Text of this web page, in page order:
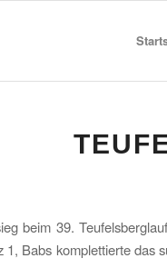
beim 39.
1, Babs komplettierte das